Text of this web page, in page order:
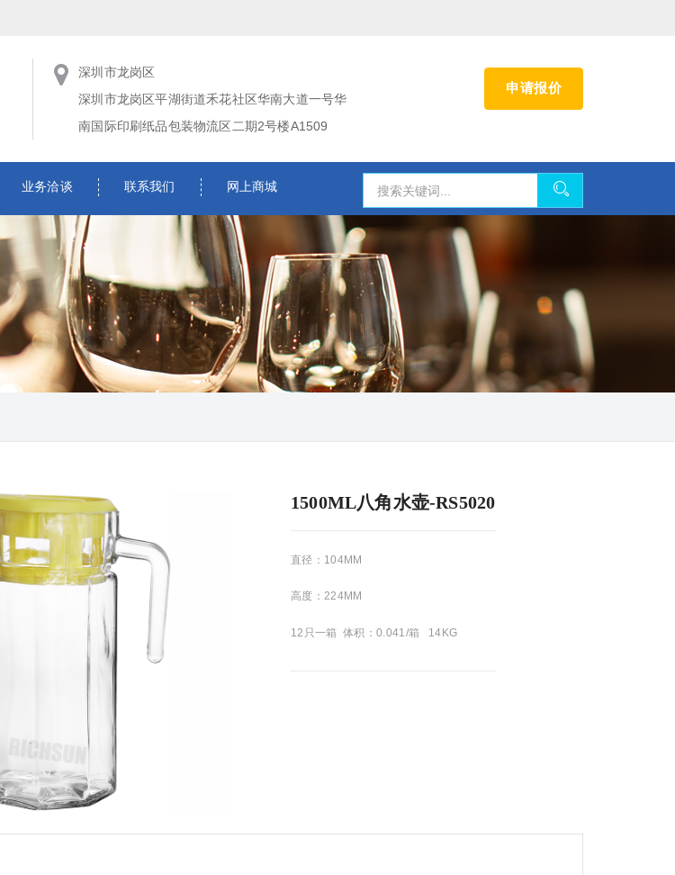
深圳市龙岗区
深圳市龙岗区平湖街道禾花社区华南大道一号华
南国际印刷纸品包装物流区二期2号楼A1509
申请报价
业务洽谈 联系我们 网上商城
1500ML八角水壶-RS5020
直径：104MM
高度：224MM
12只一箱 体积：0.041/箱 14KG